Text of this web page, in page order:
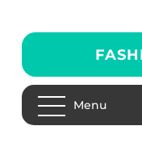
Menu